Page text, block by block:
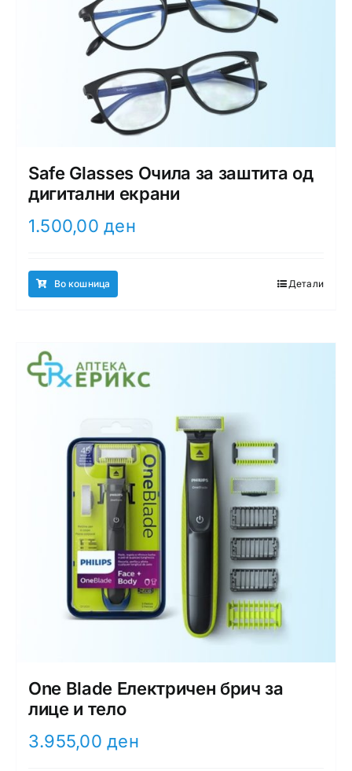
Safe Glasses Очила за заштита од
дигитални екрани
1.500,00ден
Во кошница Детали
One Blade Електричен брич за
лице и тело
3.955,00ден